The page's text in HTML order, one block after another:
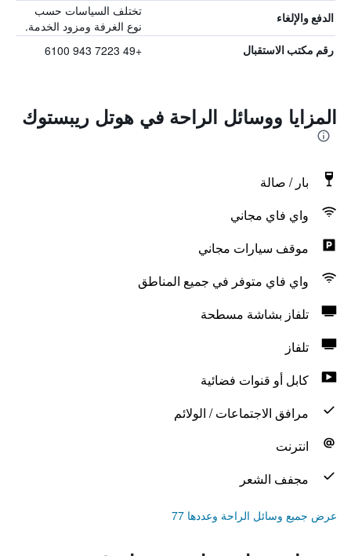
الدفع والإلغاء
تختلف السياسات حسب
نوع الغرفة ومزود الخدمة.
رقم مكتب الاستقبال +49 7223 943 6100
المزايا ووسائل الراحة في هوتل ريبستوك
بار / صالة
واي فاي مجاني
موقف سيارات مجاني
واي فاي متوفر في جميع المناطق
تلفاز بشاشة مسطحة
تلفاز
كابل أو قنوات فضائية
مرافق الاجتماعات / الولائم
انترنت
مجفف الشعر
عرض جميع وسائل الراحة وعددها 77